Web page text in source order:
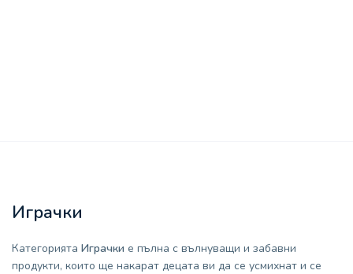
Играчки
Категорията Играчки е пълна с вълнуващи и забавни
продукти, които ще накарат децата ви да се усмихнат и се